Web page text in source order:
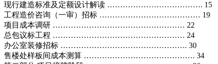
现行建造标准及定额设计解读 ………………………………. 15
工程造价咨询（一审）招标 ………………………………… 19
项目成本调研 …………………………………………… 22
总包议标工程 …………………………………………… 24
办公室装修招标 …………………………………………. 30
售楼处样板间成本测算 ……………………………………. 34